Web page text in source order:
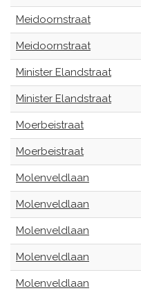
Meidoornstraat
Meidoornstraat
Minister Elandstraat
Minister Elandstraat
Moerbeistraat
Moerbeistraat
Molenveldlaan
Molenveldlaan
Molenveldlaan
Molenveldlaan
Molenveldlaan